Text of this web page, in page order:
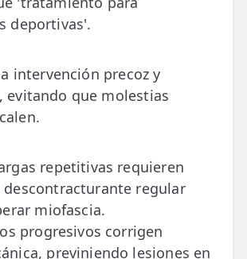
deportivas'.
intervención precoz y
evitando que molestias
repetitivas requieren
descontracturante regular
miofascia.
progresivos corrigen
previniendo lesiones en